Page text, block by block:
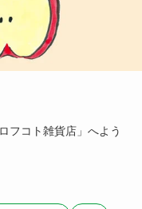
フコト雑貨店」へよう